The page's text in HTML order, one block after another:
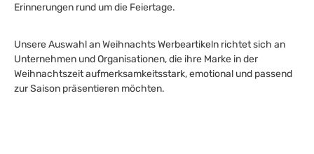
Erinnerungen rund um die Feiertage.
Unsere Auswahl an Weihnachts Werbeartikeln richtet sich an
Unternehmen und Organisationen, die ihre Marke in der
Weihnachtszeit aufmerksamkeitsstark, emotional und passend
zur Saison präsentieren möchten.